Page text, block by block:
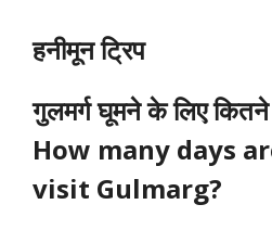
हनीमून ट्रिप
गुलमर्गघूमने के लिए कितने
How many days
visit Gulmarg?